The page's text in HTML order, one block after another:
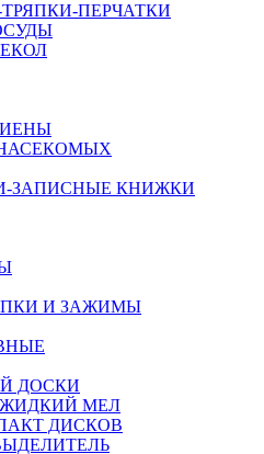
ПЕРЧАТКИ
ЗАПИСНЫЕ КНИЖКИ
И ЗАЖИМЫ
ДОСКИ
ЖИДКИЙ МЕЛ
ДИСКОВ